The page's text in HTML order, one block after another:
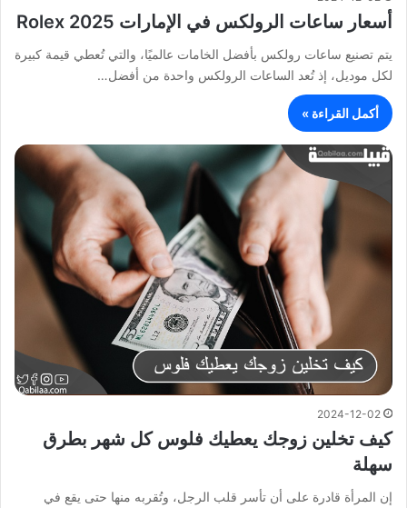
أسعار ساعات الرولكس في الإمارات Rolex 2025
يتم تصنيع ساعات رولكس بأفضل الخامات عالميًا، والتي تُعطي قيمة كبيرة
لكل موديل، إذ تُعد الساعات الرولكس واحدة من أفضل…
أكمل القراءة »
2024-12-02
كيف تخلين زوجك يعطيك فلوس كل شهر بطرق
سهلة
إن المرأة قادرة على أن تأسر قلب الرجل، وتُقربه منها حتى يقع في